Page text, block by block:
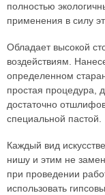
полностью
применения в силу
Обладает высокой
воздействиям.
определенном
простая процедура,
достаточно
специальной пастой.
Каждый вид
нишу и этим не
при проведении
использовать